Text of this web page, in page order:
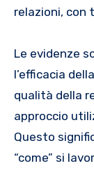
relazioni, con
Le evidenze
l’efficacia
qualità della
approccio
Questo
“come” si